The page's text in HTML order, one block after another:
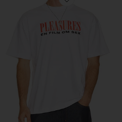
Favorite ON Tシャツ